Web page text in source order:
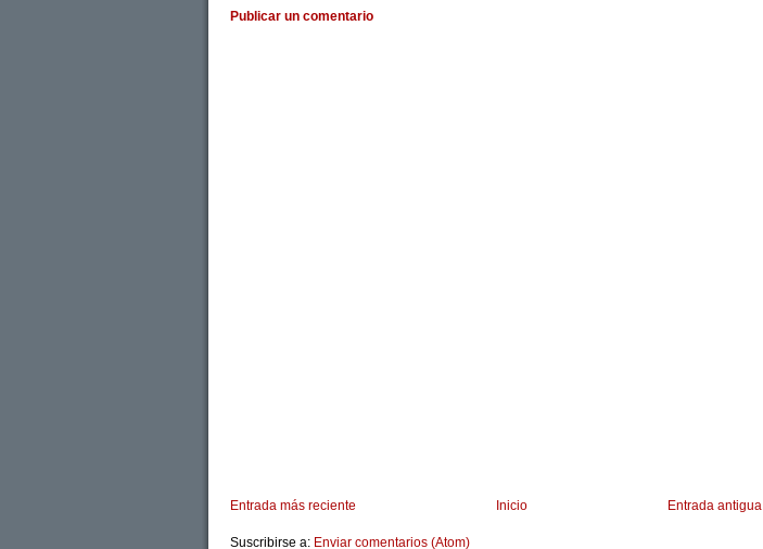
Publicar un comentario
Entrada más reciente Entrada antigua
Inicio
Suscribirse a: Enviar comentarios (Atom)